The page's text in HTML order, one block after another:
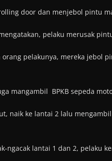
door dan menjebol pintu
pelaku merusak
orang pelakunya, mereka jebol
mangambil BPKB sepeda
naik ke lantai 2 lalu
ngacak lantai 1 dan 2, pelaku